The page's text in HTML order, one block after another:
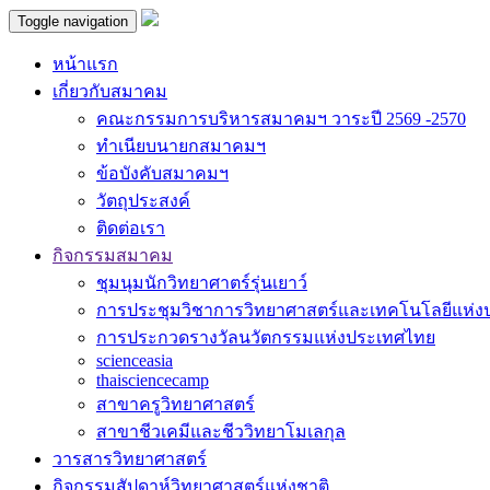
Toggle navigation
หน้าแรก
เกี่ยวกับสมาคม
คณะกรรมการบริหารสมาคมฯ วาระปี 2569 -2570
ทำเนียบนายกสมาคมฯ
ข้อบังคับสมาคมฯ
วัตถุประสงค์
ติดต่อเรา
กิจกรรมสมาคม
ชุมนุมนักวิทยาศาตร์รุ่นเยาว์
การประชุมวิชาการวิทยาศาสตร์และเทคโนโลยีแห่ง
การประกวดรางวัลนวัตกรรมแห่งประเทศไทย
scienceasia
thaisciencecamp
สาขาครูวิทยาศาสตร์
สาขาชีวเคมีและชีววิทยาโมเลกุล
วารสารวิทยาศาสตร์
กิจกรรมสัปดาห์วิทยาศาสตร์แห่งชาติ